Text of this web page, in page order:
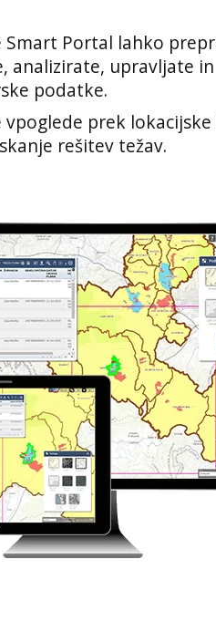
Smart Portal lahko
analizirate, upravljate in
podatke.
prek
rešitev težav.